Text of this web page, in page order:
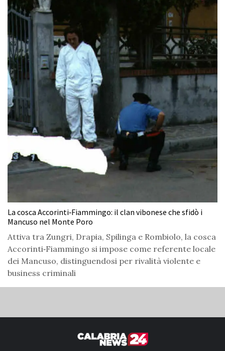
La cosca Accorinti‑Fiammingo: il clan vibonese che sfidò i
Mancuso nel Monte Poro
Attiva tra Zungri, Drapia, Spilinga e Rombiolo, la cosca
Accorinti‑Fiammingo si impose come referente locale
dei Mancuso, distinguendosi per rivalità violente e
business criminali